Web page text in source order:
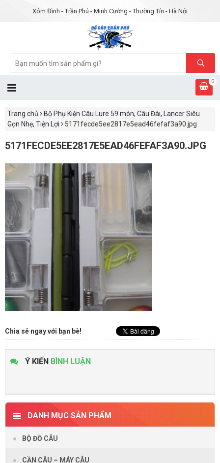
Xóm Đình - Trần Phú - Minh Cường - Thường Tín - Hà Nội
0
Trang chủ
Bộ Phụ Kiện Câu Lure 59 món, Câu Đài, Lancer Siêu
Gọn Nhẹ, Tiện Lợi
5171fecde5ee2817e5ead46fefaf3a90.jpg
5171FECDE5EE2817E5EAD46FEFAF3A90.JPG
Chia sẻ ngay với bạn bè!
Ý KIẾN BÌNH LUẬN
DANH MỤC SẢN PHẨM
BỘ ĐỒ CÂU
CẦN CÂU – MÁY CÂU